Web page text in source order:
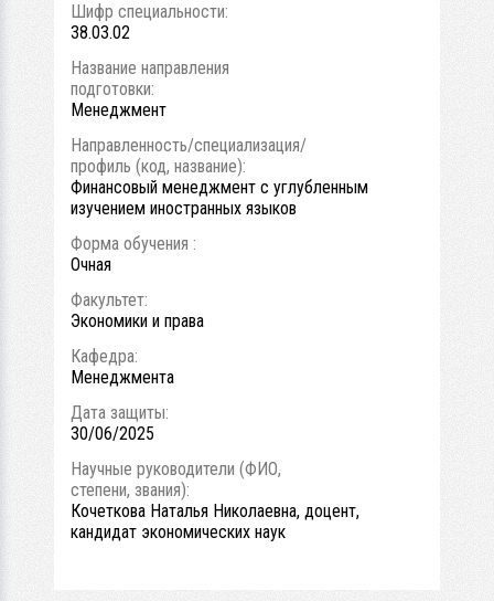
Шифр специальности:
38.03.02
Название направления
подготовки:
Менеджмент
Направленность/специализация/
профиль (код, название):
Финансовый менеджмент с углубленным
изучением иностранных языков
Форма обучения :
Очная
Факультет:
Экономики и права
Кафедра:
Менеджмента
Дата защиты:
30/06/2025
Научные руководители (ФИО,
степени, звания):
Кочеткова Наталья Николаевна, доцент,
кандидат экономических наук